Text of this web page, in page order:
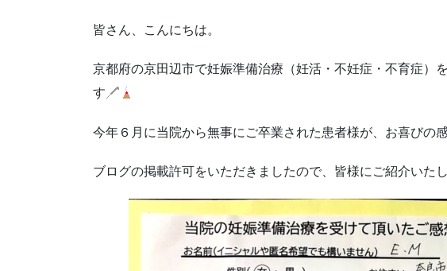
皆さん、こんにちは。
京都府の京田辺市で妊娠準備治療（妊活・不妊症・不育症）
す
今年６月に当院から無事にご卒業された患者様が、お喜びの
ブログの掲載許可をいただきましたので、皆様にご紹介いた